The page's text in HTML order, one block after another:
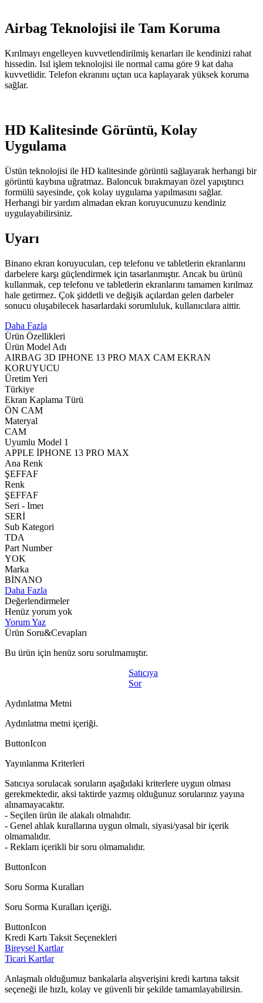
Airbag Teknolojisi ile Tam Koruma
Kırılmayı engelleyen kuvvetlendirilmiş kenarları ile kendinizi rahat
hissedin. Isıl işlem teknolojisi ile normal cama göre 9 kat daha
kuvvetlidir. Telefon ekranını uçtan uca kaplayarak yüksek koruma
sağlar.
HD Kalitesinde Görüntü, Kolay
Uygulama
Üstün teknolojisi ile HD kalitesinde görüntü sağlayarak herhangi bir
görüntü kaybına uğratmaz. Baloncuk bırakmayan özel yapıştırıcı
formülü sayesinde, çok kolay uygulama yapılmasını sağlar.
Herhangi bir yardım almadan ekran koruyucunuzu kendiniz
uygulayabilirsiniz.
Uyarı
Binano ekran koruyucuları, cep telefonu ve tabletlerin ekranlarını
darbelere karşı güçlendirmek için tasarlanmıştır. Ancak bu ürünü
kullanmak, cep telefonu ve tabletlerin ekranlarını tamamen kırılmaz
hale getirmez. Çok şiddetli ve değişik açılardan gelen darbeler
sonucu oluşabilecek hasarlardaki sorumluluk, kullanıcılara aittir.
Daha Fazla
Ürün Özellikleri
Ürün Model Adı
AIRBAG 3D IPHONE 13 PRO MAX CAM EKRAN
KORUYUCU
Üretim Yeri
Türkiye
Ekran Kaplama Türü
ÖN CAM
Materyal
CAM
Uyumlu Model 1
APPLE İPHONE 13 PRO MAX
Ana Renk
ŞEFFAF
Renk
ŞEFFAF
Seri - Imeı
SERİ
Sub Kategori
TDA
Part Number
YOK
Marka
BİNANO
Daha Fazla
Değerlendirmeler
Henüz yorum yok
Yorum Yaz
Ürün Soru&Cevapları
Bu ürün için henüz soru sorulmamıştır.
Satıcıya
Sor
Aydınlatma Metni
Aydınlatma metni içeriği.
ButtonIcon
Yayınlanma Kriterleri
Satıcıya sorulacak soruların aşağıdaki kriterlere uygun olması
gerekmektedir, aksi taktirde yazmış olduğunuz sorularınız yayına
alınamayacaktır.
- Seçilen ürün ile alakalı olmalıdır.
- Genel ahlak kurallarına uygun olmalı, siyasi/yasal bir içerik
olmamalıdır.
- Reklam içerikli bir soru olmamalıdır.
ButtonIcon
Soru Sorma Kuralları
Soru Sorma Kuralları içeriği.
ButtonIcon
Kredi Kartı Taksit Seçenekleri
Bireysel Kartlar
Ticari Kartlar
Anlaşmalı olduğumuz bankalarla alışverişini kredi kartına taksit
seçeneği ile hızlı, kolay ve güvenli bir şekilde tamamlayabilirsin.